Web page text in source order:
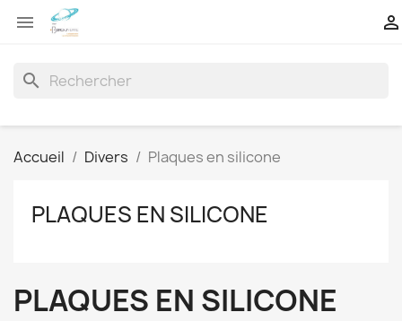
 
search
Accueil Divers Plaques en silicone
PLAQUES EN SILICONE
PLAQUES EN SILICONE